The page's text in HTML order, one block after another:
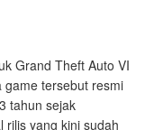
Grand Theft Auto VI
game tersebut resmi
tahun sejak
rilis yang kini sudah